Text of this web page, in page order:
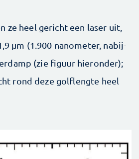
ze heel gericht een laser uit,
µm (1.900 nanometer, nabij-
(zie figuur hieronder);
rond deze golflengte heel